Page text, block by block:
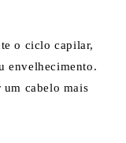
o ciclo capilar,
envelhecimento.
um cabelo mais